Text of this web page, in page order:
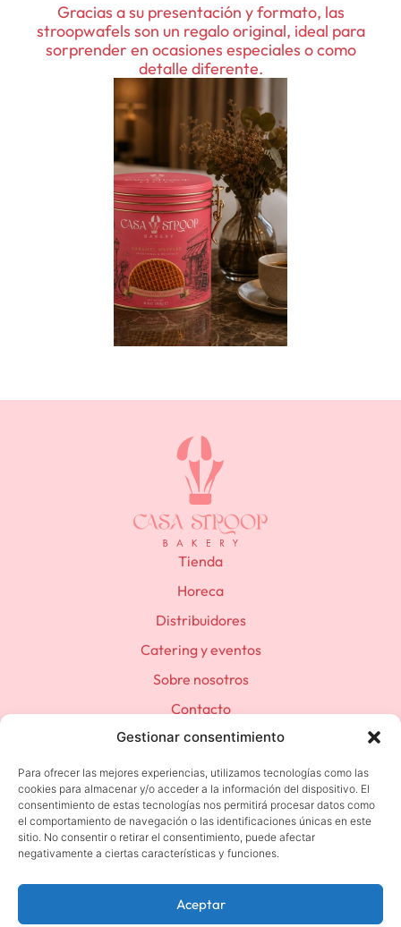
Gestionar consentimiento
Para ofrecer las mejores experiencias, utilizamos tecnologías como las
cookies para almacenar y/o acceder a la información del dispositivo. El
consentimiento de estas tecnologías nos permitirá procesar datos como
el comportamiento de navegación o las identificaciones únicas en este
sitio. No consentir o retirar el consentimiento, puede afectar
negativamente a ciertas características y funciones.
Aceptar
Gracias a su presentación y formato, las
stroopwafels son un regalo original, ideal para
sorprender en ocasiones especiales o como
detalle diferente.
Tienda
Horeca
Distribuidores
Catering y eventos
Sobre nosotros
Contacto
(+34) 683 501 392
contacto@casastroop.com
Política de privacidad
Aviso Legal